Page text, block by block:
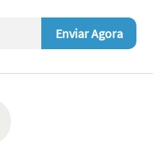
Enviar Agora